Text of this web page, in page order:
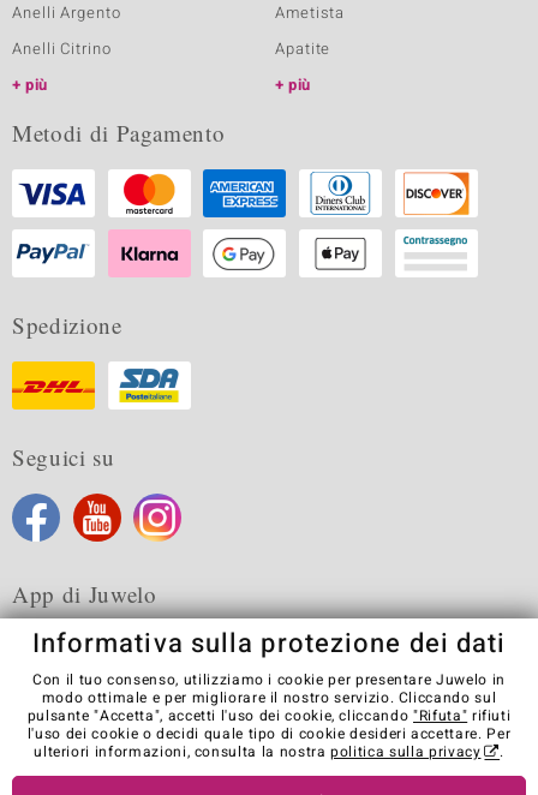
Anelli Argento
Anelli Citrino
più
Ametista
Apatite
più
Metodi di Pagamento
Spedizione
Seguici su
App di Juwelo
Condizioni generali di vendita Informativa Privacy
Cookies
Note legali
Contatti
Recedere dal contratto
Informativa sulla protezione dei dati
Con il tuo consenso, utilizziamo i cookie per presentare Juwelo in
modo ottimale e per migliorare il nostro servizio. Cliccando sul
pulsante "Accetta", accetti l'uso dei cookie, cliccando "Rifuta" rifiuti
l'uso dei cookie o decidi quale tipo di cookie desideri accettare. Per
ulteriori informazioni, consulta la nostrapolitica sulla privacy .